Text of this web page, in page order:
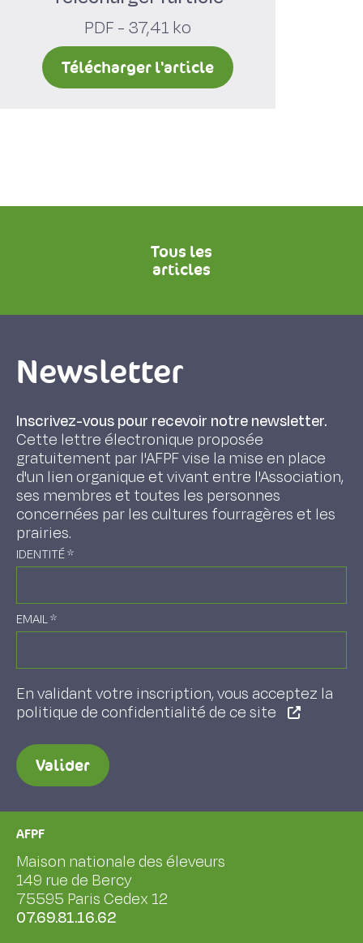
PDF - 37,41 ko
Télécharger l'article
Tous les
articles
Newsletter
Inscrivez-vous pour recevoir notre newsletter.
Cette lettre électronique proposée
gratuitement par l'AFPF vise la mise en place
d'un lien organique et vivant entre l'Association,
ses membres et toutes les personnes
concernées par les cultures fourragères et les
prairies.
IDENTITÉ*
EMAIL*
En validant votre inscription, vous acceptez la
politique de confidentialité de ce site
Valider
AFPF
Maison nationale des éleveurs
149 rue de Bercy
75595 Paris Cedex 12
07.69.81.16.62